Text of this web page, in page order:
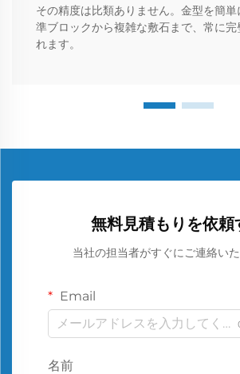
その精度は比類ありません。金型を簡
準ブロックから複雑な敷石まで、常に完
れます。
無料見積もりを依頼
当社の担当者がすぐにご連絡いた
Email
名前